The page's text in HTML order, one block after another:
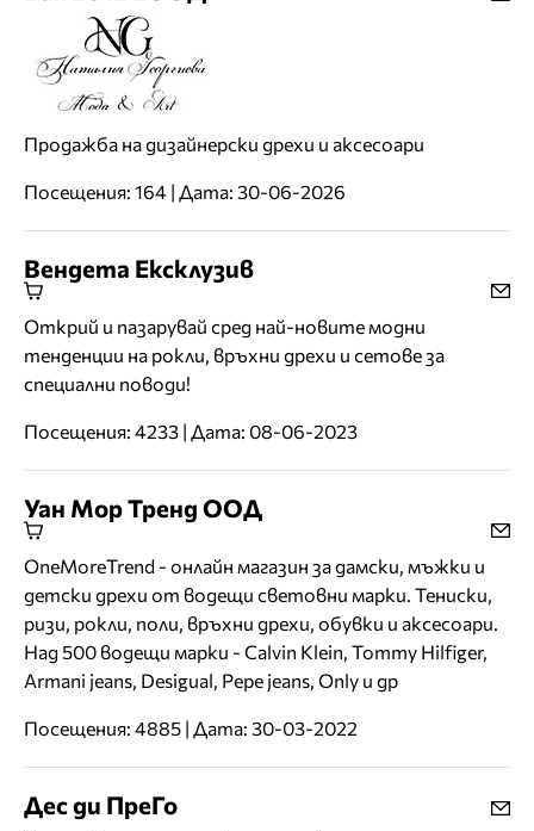
Продажба на дизайнерски дрехи и аксесоари
Посещения: 164 | Дата: 30-06-2026
Вендета Ексклузив
Открий и пазарувай сред най-новите модни
тенденции на рокли, връхни дрехи и сетове за
специални поводи!
Посещения: 4233 | Дата: 08-06-2023
Уан Мор Тренд ООД
OneMoreTrend - онлайн магазин за дамски, мъжки и
детски дрехи от водещи световни марки. Тениски,
ризи, рокли, поли, връхни дрехи, обувки и аксесоари.
Над 500 водещи марки - Calvin Klein, Tommy Hilfiger,
Armani jeans, Desigual, Pepe jeans, Only и др
Посещения: 4885 | Дата: 30-03-2022
Дес ди ПреГо